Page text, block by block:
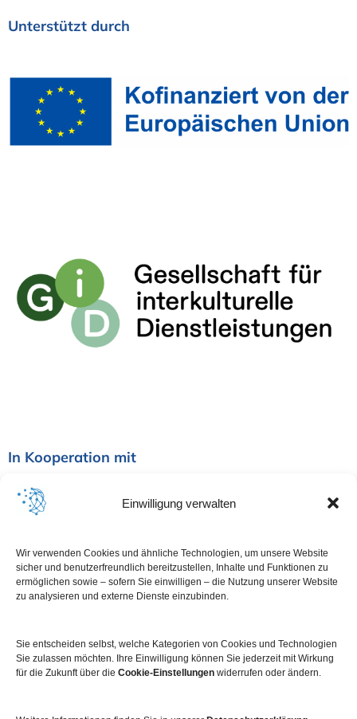
Einwilligung verwalten
Wir verwenden Cookies und ähnliche Technologien, um unsere Website
sicher und benutzerfreundlich bereitzustellen, Inhalte und Funktionen zu
ermöglichen sowie – sofern Sie einwilligen – die Nutzung unserer Website
zu analysieren und externe Dienste einzubinden.
Sie entscheiden selbst, welche Kategorien von Cookies und Technologien
Sie zulassen möchten. Ihre Einwilligung können Sie jederzeit mit Wirkung
für die Zukunft über die Cookie-Einstellungen widerrufen oder ändern.
Unterstützt durch
In Kooperation mit